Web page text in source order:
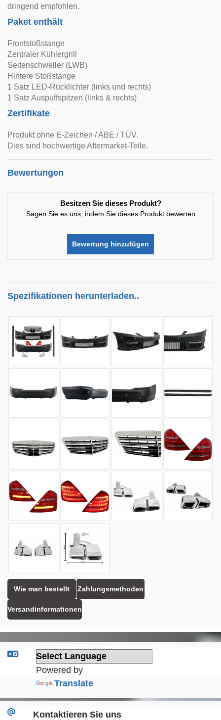
dringend empfohlen.
Paket enthält
Frontstoßstange
Zentraler Kühlergrill
Seitenschweller (LWB)
Hintere Stoßstange
1 Satz LED-Rücklichter (links und rechts)
1 Satz Auspuffspitzen (links & rechts)
Zertifikate
Produkt ohne E-Zeichen / ABE / TÜV.
Dies sind hochwertige Aftermarket-Teile.
Bewertungen
Besitzen Sie dieses Produkt?
Sagen Sie es uns, indem Sie dieses Produkt bewerten
Bewertung hinzufügen
Spezifikationen herunterladen..
Wie man bestellt Zahlungsmethoden
Versandinformationen
Powered by
Translate
Kontaktieren Sie uns